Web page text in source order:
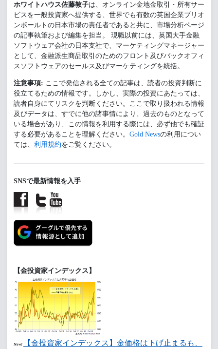
ホワイトハウス佐藤敦子は、オンライン金地金取引・所有サー
ビスを一般投資家へ提供する、世界でも有数の英国企業ブリオ
ンボールトの日本市場の責任者であると共に、市場分析ページ
の記事執筆および編集を担当。 現職以前には、英国大手金融
ソフトウェア会社の日本支社で、マーケティングマネージャー
として、金融派生商品取引のためのフロント及びバックオフィ
スソフトウェアのセールス及びマーケティングを統括。
注意事項: ここで発信される全ての記事は、読者の投資判断に
役立てるための情報です。しかし、実際の投資にあたっては、
読者自身にてリスクを判断ください。ここで取り扱われる情報
及びデータは、すでに他の諸事情により、過去のものとなって
いる場合があり、この情報を利用する際には、必ず他でも確証
する必要があることを理解ください。 Gold Newsの利用につい
ては、 利用規約をご覧ください。
SNSで最新情報を入手
【金投資家インデックス】
New!
【金投資家インデックス】金価格は下げ止まるも、